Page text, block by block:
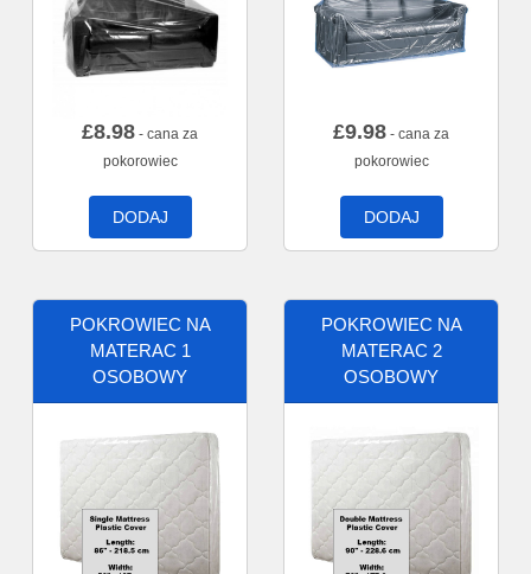
£8.98 - cana za
pokorowiec
DODAJ
£9.98 - cana za
pokorowiec
DODAJ
POKROWIEC NA
MATERAC 1
OSOBOWY
POKROWIEC NA
MATERAC 2
OSOBOWY